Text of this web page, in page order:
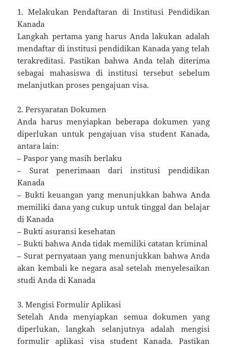
1. Melakukan Pendaftaran di Institusi Pendidikan
Kanada
Langkah pertama yang harus Anda lakukan adalah
mendaftar di institusi pendidikan Kanada yang telah
terakreditasi. Pastikan bahwa Anda telah diterima
sebagai mahasiswa di institusi tersebut sebelum
melanjutkan proses pengajuan visa.
2. Persyaratan Dokumen
Anda harus menyiapkan beberapa dokumen yang
diperlukan untuk pengajuan visa student Kanada,
antara lain:
– Paspor yang masih berlaku
– Surat penerimaan dari institusi pendidikan
Kanada
– Bukti keuangan yang menunjukkan bahwa Anda
memiliki dana yang cukup untuk tinggal dan belajar
di Kanada
– Bukti asuransi kesehatan
– Bukti bahwa Anda tidak memiliki catatan kriminal
– Surat pernyataan yang menunjukkan bahwa Anda
akan kembali ke negara asal setelah menyelesaikan
studi Anda di Kanada
3. Mengisi Formulir Aplikasi
Setelah Anda menyiapkan semua dokumen yang
diperlukan, langkah selanjutnya adalah mengisi
formulir aplikasi visa student Kanada. Pastikan